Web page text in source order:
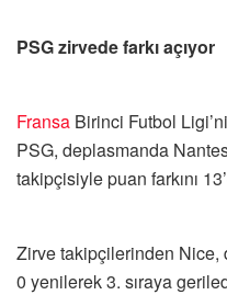
PSG zirvede farkı açıyor
Fransa Birinci Futbol
PSG, deplasmanda
takipçisiyle puan farkını
Zirve takipçilerinden Nice,
0 yenilerek 3. sıraya